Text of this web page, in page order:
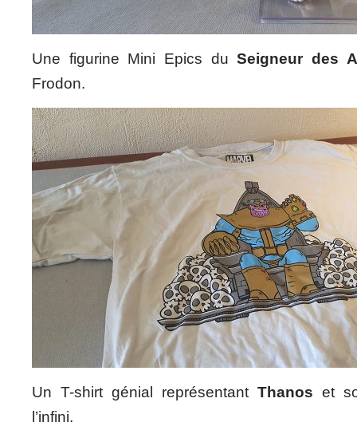
Une figurine Mini Epics duSeigneur des
Frodon.
Un T-shirt génial représentant Thanos et
l’infini.